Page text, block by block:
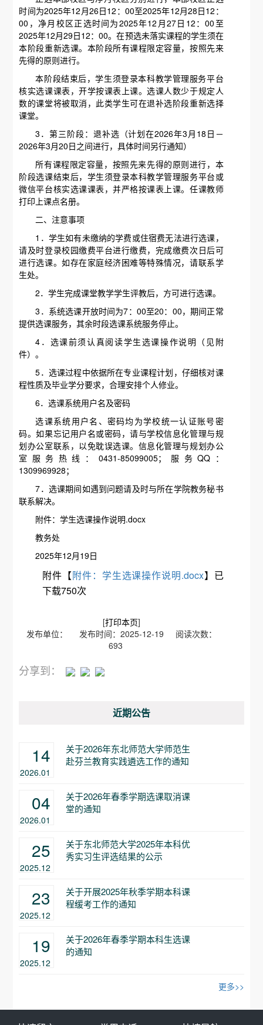
时间为2025年12月26日12：00至2025年12月28日12：
00，净月校区正选时间为2025年12月27日12：00至
2025年12月29日12：00。在预选未落实课程的学生须在
本阶段重新选课。本阶段所有课程限定容量，按照先来
先得的原则进行。
本阶段结束后，学生须登录本科教学管理服务平台
核实选课课表，开学按课表上课。选课人数少于规定人
数的课堂将被取消，此类学生可在退补选阶段重新选择
课堂。
3．第三阶段：退补选（计划在2026年3月18日－
2026年3月20日之间进行，具体时间另行通知）
所有课程限定容量，按照先来先得的原则进行，本
阶段选课结束后，学生须登录本科教学管理服务平台或
微信平台核实选课课表，并严格按课表上课。任课教师
打印上课点名册。
二、注意事项
1．学生如有未缴纳的学费或住宿费无法进行选课，
请及时登录校园缴费平台进行缴费，完成缴费次日后可
进行选课。如存在家庭经济困难等特殊情况，请联系学
生处。
2．学生完成课堂教学学生评教后，方可进行选课。
3．系统选课开放时间为7：00至20：00，期间正常
提供选课服务，其余时段选课系统服务停止。
4．选课前须认真阅读学生选课操作说明（见附
件）。
5．选课过程中依据所在专业课程计划，仔细核对课
程性质及毕业学分要求，合理安排个人修业。
6．选课系统用户名及密码
选课系统用户名、密码均为学校统一认证账号密
码。如果忘记用户名或密码，请与学校信息化管理与规
划办公室联系，以免耽误选课。信息化管理与规划办公
室服务热线：0431-85099005；服务QQ：
1309969928；
7．选课期间如遇到问题请及时与所在学院教务秘书
联系解决。
附件：学生选课操作说明.docx
教务处
2025年12月19日
附件【附件：学生选课操作说明.docx】已
下载750次
[打印本页]
发布单位： 发布时间：2025-12-19 阅读次数：
693
分享到：
近期公告
14
2026.01
关于2026年东北师范大学师范生
赴芬兰教育实践遴选工作的通知
04
2026.01
关于2026年春季学期选课取消课
堂的通知
25
2025.12
关于东北师范大学2025年本科优
秀实习生评选结果的公示
23
2025.12
关于开展2025年秋季学期本科课
程缓考工作的通知
19
2025.12
关于2026年春季学期本科生选课
的通知
更多>>